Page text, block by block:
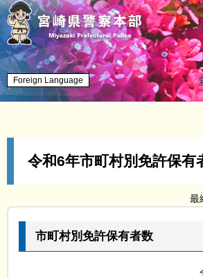
Foreign Language
令和6年市町村別免許保有
最
市町村別免許保有者数